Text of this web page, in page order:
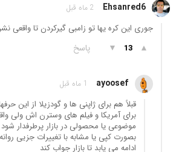
Ehsanred6 2 ماه قبل
جوری این کره یها تو زامبی گیرکردن تا واقعی
▲
13
▼ پاسخ
ayoosef 1 ماه قبل
قبلاً هم برای ژاپنی ها و گودزیلا از این
برای آمریکا و فیلم های وسترن اش ولی
موضوعی یا محصولی در بازار پرطرفدار
بصورت کپی یا مشابه با تغییرات جزیی روانه
ادامه می یابد تا بازار جواب کند